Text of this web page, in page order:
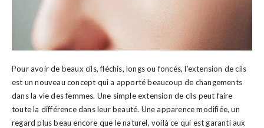
Pour avoir de beaux cils, fléchis, longs ou foncés, l’extension de cils
est un nouveau concept qui a apporté beaucoup de changements
dans la vie des femmes. Une simple extension de cils peut faire
toute la différence dans leur beauté. Une apparence modifiée, un
regard plus beau encore que le naturel, voilà ce qui est garanti aux